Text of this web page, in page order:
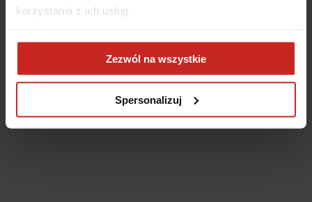
korzystania z ich usług.
Zezwól na wszystkie
Spersonalizuj
browser console for more information)